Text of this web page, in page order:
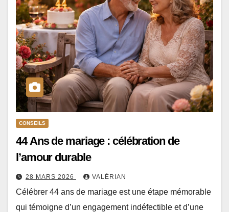
CONSEILS
44 Ans de mariage : célébration de
l’amour durable
28 MARS 2026 VALÉRIAN
Célébrer 44 ans de mariage est une étape mémorable
qui témoigne d’un engagement indéfectible et d’une